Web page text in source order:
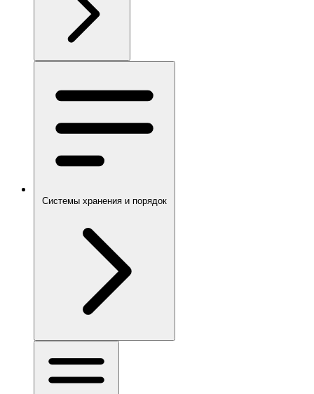
Системы хранения и порядок